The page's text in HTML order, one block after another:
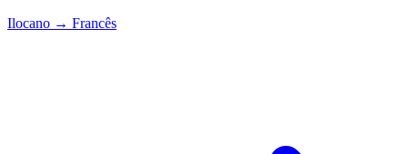
Ilocano → Francês